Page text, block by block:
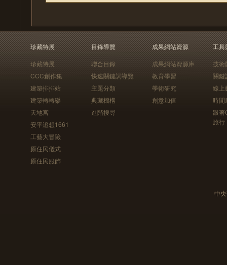
珍藏特展
珍藏特展
CCC創作集
建築排排站
建築轉轉樂
天地宮
安平追想1661
工藝大冒險
原住民儀式
原住民服飾
目錄導覽
聯合目錄
快速關鍵詞導覽
主題分類
典藏機構
進階搜尋
成果網站資源
成果網站資源庫
教育學習
學術研究
創意加值
工具
技術
關鍵
線上
時間
跟
旅行
中